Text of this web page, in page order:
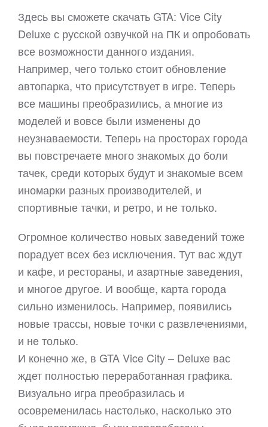
Здесь вы сможете скачать GTA: Vice City
Deluxe с русской озвучкой на ПК и опробовать
все возможности данного издания.
Например, чего только стоит обновление
автопарка, что присутствует в игре. Теперь
все машины преобразились, а многие из
моделей и вовсе были изменены до
неузнаваемости. Теперь на просторах города
вы повстречаете много знакомых до боли
тачек, среди которых будут и знакомые всем
иномарки разных производителей, и
спортивные тачки, и ретро, и не только.
Огромное количество новых заведений тоже
порадует всех без исключения. Тут вас ждут
и кафе, и рестораны, и азартные заведения,
и многое другое. И вообще, карта города
сильно изменилось. Например, появились
новые трассы, новые точки с развлечениями,
и не только.
И конечно же, в GTA Vice City – Deluxe вас
ждет полностью переработанная графика.
Визуально игра преобразилась и
осовременилась настолько, насколько это